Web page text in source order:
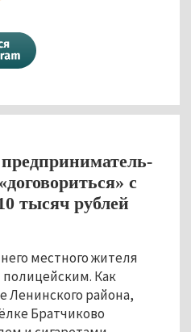
с
тысяч рублей
местного жителя
полицейским. Как
Ленинского района,
Братчиково